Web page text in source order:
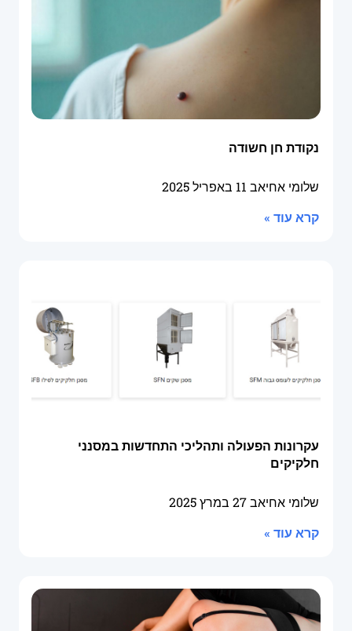
נקודת חן חשודה
שלומי אחיאב 11 באפריל 2025
קרא עוד »
עקרונות הפעולה ותהליכי התחדשות במסנני
חלקיקים
שלומי אחיאב27 במרץ 2025
קרא עוד »